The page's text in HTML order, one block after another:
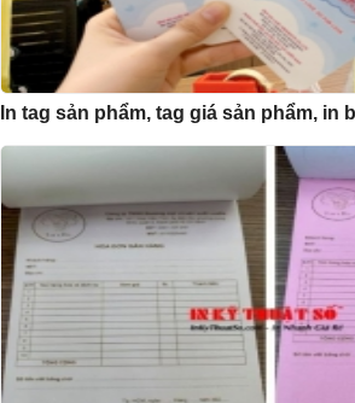
In tag sản phẩm, tag giá sản phẩm, in